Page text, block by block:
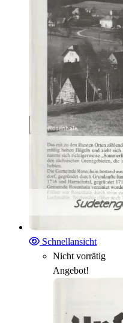
Schnellansicht
Nicht vorrätig
Angebot!